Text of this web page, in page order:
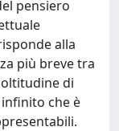
pensiero
alla
più breve tra
di
che è